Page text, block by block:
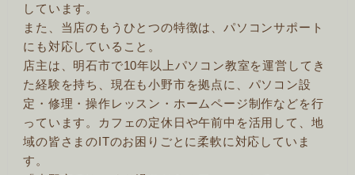
しています。
また、当店のもうひとつの特徴は、パソコンサポート
にも対応していること。
店主は、明石市で10年以上パソコン教室を運営してき
た経験を持ち、現在も小野市を拠点に、パソコン設
定・修理・操作レッスン・ホームページ制作などを行
っています。カフェの定休日や午前中を活用して、地
域の皆さまのITのお困りごとに柔軟に対応していま
す。